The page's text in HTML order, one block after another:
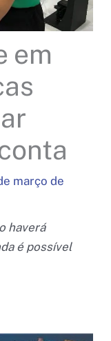
em
março de
haverá
é possível